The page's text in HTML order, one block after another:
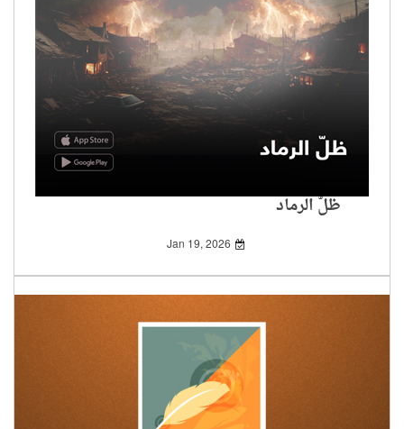
ظلّ الرماد
Jan 19, 2026